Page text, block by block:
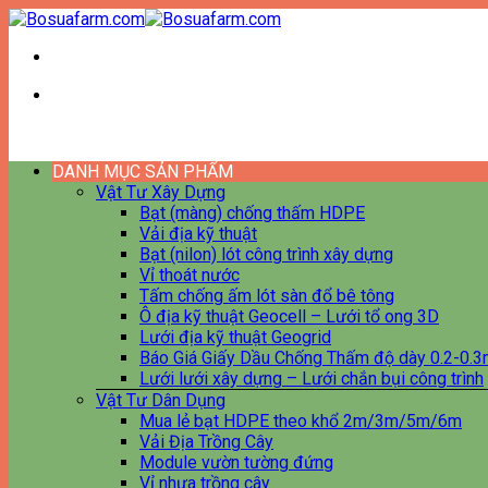
Bỏ
DANH MỤC SẢN PHẨM
Vật Tư Xây Dựng
Bạt (màng) chống thấm HDPE
Vải địa kỹ thuật
Bạt (nilon) lót công trình xây dựng
Vỉ thoát nước
Tấm chống ấm lót sàn đổ bê tông
Ô địa kỹ thuật Geocell – Lưới tổ ong 3D
Lưới địa kỹ thuật Geogrid
Báo Giá Giấy Dầu Chống Thấm độ dày 0.2-
Lưới lưới xây dựng – Lưới chắn bụi công trình
Vật Tư Dân Dụng
Mua lẻ bạt HDPE theo khổ 2m/3m/5m/6m
Vải Địa Trồng Cây
Module vườn tường đứng
Vỉ nhựa trồng cây